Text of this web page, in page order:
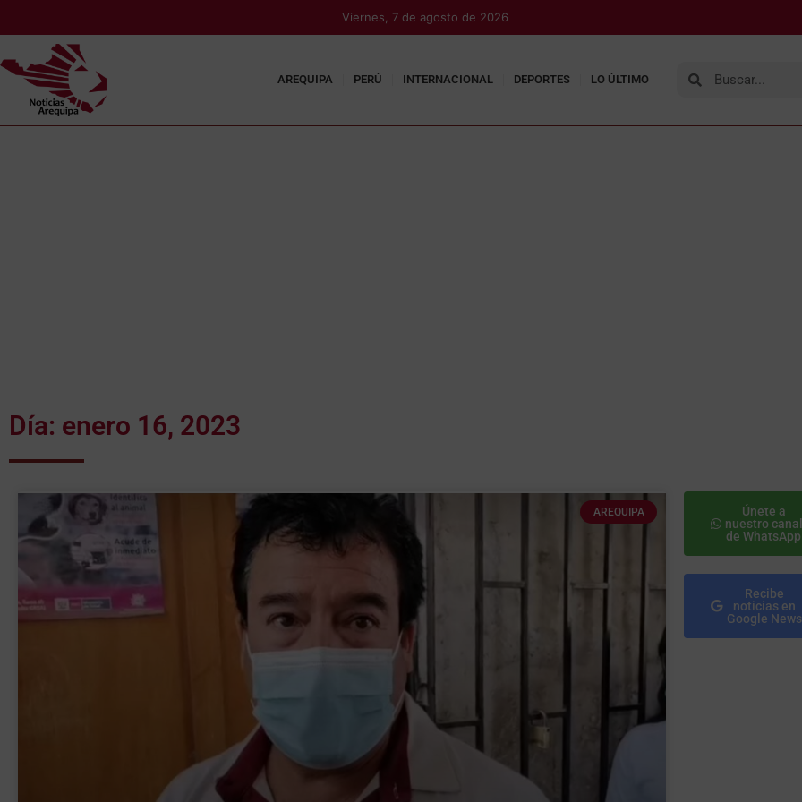
Viernes, 7 de agosto de 2026
AREQUIPA PERÚ INTERNACIONAL DEPORTES LO ÚLTIMO
Día: enero 16, 2023
AREQUIPA
Únete a
nuestro canal
de WhatsApp
Recibe
noticias en
Google News